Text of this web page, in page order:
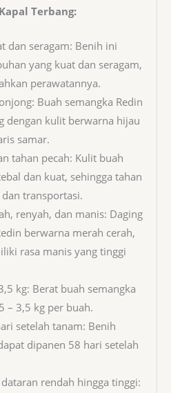
Terbang:
dan seragam: Benih ini
yang kuat dan seragam,
perawatannya.
Buah semangka Redin
dengan kulit berwarna hijau
samar.
tahan pecah: Kulit buah
dan kuat, sehingga tahan
transportasi.
renyah, dan manis: Daging
berwarna merah cerah,
rasa manis yang tinggi
kg: Berat buah semangka
– 3,5 kg per buah.
setelah tanam: Benih
dipanen 58 hari setelah
rendah hingga tinggi: